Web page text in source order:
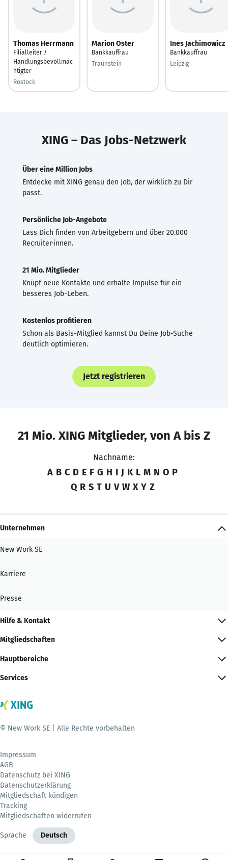
Thomas Herrmann
Filialleiter /
Handlungsbevollmäc
htigter
Rostock
Marion Oster
Bankkauffrau
Traunstein
Ines Jachimowicz
Bankkauffrau
Leipzig
XING – Das Jobs-Netzwerk
Über eine Million Jobs
Entdecke mit XING genau den Job, der wirklich zu Dir
passt.
Persönliche Job-Angebote
Lass Dich finden von Arbeitgebern und über 20.000
Recruiter·innen.
21 Mio. Mitglieder
Knüpf neue Kontakte und erhalte Impulse für ein
besseres Job-Leben.
Kostenlos profitieren
Schon als Basis-Mitglied kannst Du Deine Job-Suche
deutlich optimieren.
Jetzt registrieren
21 Mio. XING Mitglieder, von A bis Z
Nachname:
A B C D E F G H I J K L M N O P
Q R S T U V W X Y Z
Unternehmen
New Work SE
Karriere
Presse
Hilfe & Kontakt
Mitgliedschaften
Hauptbereiche
Services
© New Work SE | Alle Rechte vorbehalten
Impressum
AGB
Datenschutz bei XING
Datenschutzerklärung
Mitgliedschaft kündigen
Tracking
Mitgliedschaften widerrufen
Sprache Deutsch